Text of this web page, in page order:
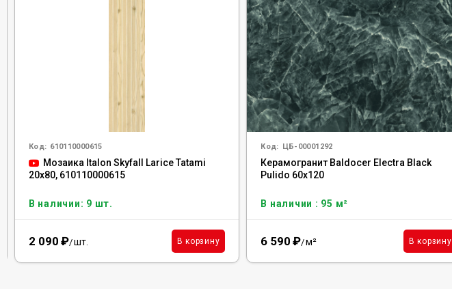
Код: 610110000615
Мозаика Italon Skyfall Larice Tatami
20x80, 610110000615
В наличии: 9 шт.
2 090 ₽/шт. В корзину
Код: ЦБ-00001292
Керамогранит Baldocer Electra Black
Pulido 60x120
В наличии : 95 м²
6 590 ₽/м² В корзину